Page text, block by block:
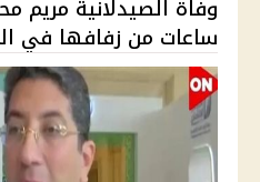
وفاة الصيدلانية مريم
ساعات من زفافها في